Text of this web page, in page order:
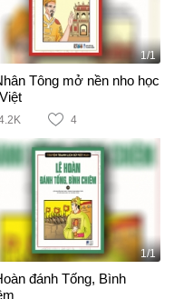
1/1
Tông mở nền nho học
4
1/1
đánh Tống, Bình